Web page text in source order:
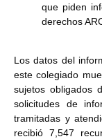
que piden
derechos
Los datos del
este colegiado
sujetos obligados
solicitudes de
tramitadas y
recibió 7,547